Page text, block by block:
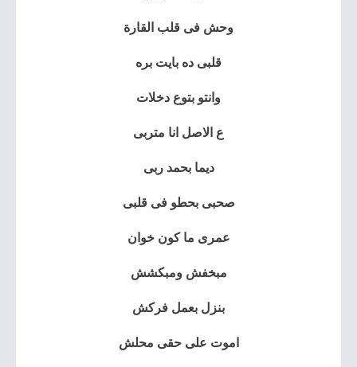
وحش فى قلب القارة
قلبى ده بايت بره
وانتو بتوع دخلات
ع الاصل انا متربى
ديما بحمد ربى
صحبى بحطو فى قلبى
عمرى ما كون خوان
مبخفش ومبكشش
بنزل بعمل فركش
اموت على حقى محلش